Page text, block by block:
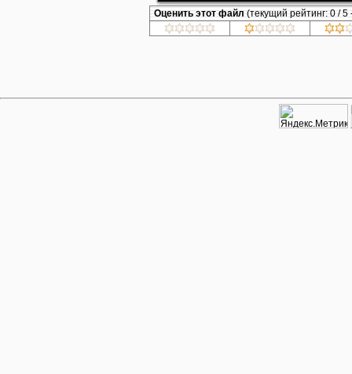
Оценить этот файл (текущий рейтинг: 0 / 5